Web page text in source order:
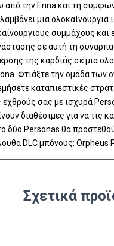
από την Erina και τη
μια
συμμάχους και
σε αυτή τη
της καρδιάς σε μια
Φτιάξτε την ομάδα των
καταπιεστικές
εχθρούς σας με ισχυρά
διαθέσιμες για να τις
δύο Personas θα
DLC μπόνους: Orpheus
Σχετικά